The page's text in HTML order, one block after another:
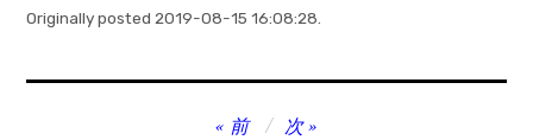
Originally posted 2019-08-15 16:08:28.
前 次